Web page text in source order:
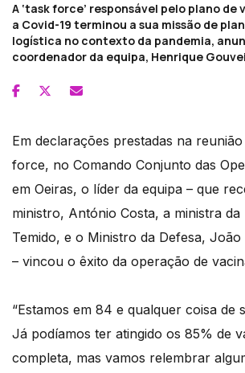
A ‘task force’ responsável pelo plano
a Covid-19 terminou a sua missão de
logística no contexto da pandemia,
coordenador da equipa, Henrique
Em declarações prestadas na
force, no Comando Conjunto das
em Oeiras, o líder da equipa – que
ministro, António Costa, a ministra
Temido, e o Ministro da Defesa, João
– vincou o êxito da operação de
“Estamos em 84 e qualquer coisa de
Já podíamos ter atingido os 85% de
completa, mas vamos relembrar